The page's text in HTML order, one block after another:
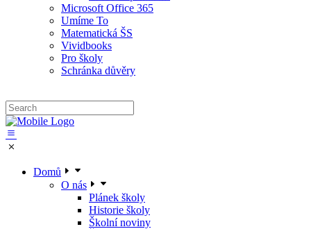
Microsoft Office 365
Umíme To
Matematická ŠS
Vividbooks
Pro školy
Schránka důvěry
Domů
O nás
Plánek školy
Historie školy
Školní noviny